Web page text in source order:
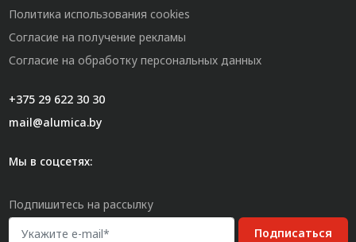
Политика использования cookies
Согласие на получение рекламы
Согласие на обработку персональных данных
+375 29 622 30 30
mail@alumica.by
Мы в соцсетях:
Подпишитесь на рассылку
Подписаться